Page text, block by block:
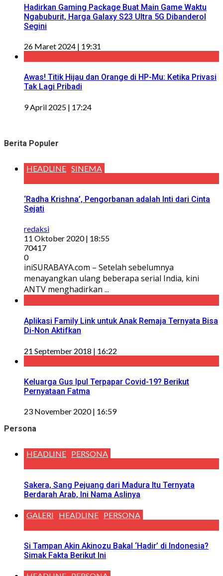
Hadirkan Gaming Package Buat Main Game Waktu
Ngabuburit, Harga Galaxy S23 Ultra 5G Dibanderol
Segini
26 Maret 2024 | 19:31
Awas! Titik Hijau dan Orange di HP-Mu: Ketika Privasi
Tak Lagi Pribadi
9 April 2025 | 17:24
Berita Populer
HEADLINE SINEMA
‘Radha Krishna’, Pengorbanan adalah Inti dari Cinta
Sejati
redaksi
11 Oktober 2020 | 18:55
70417
0
iniSURABAYA.com – Setelah sebelumnya
menayangkan ulang beberapa serial India, kini
ANTV menghadirkan ...
Aplikasi Family Link untuk Anak Remaja Ternyata Bisa
Di-Non Aktifkan
21 September 2018 | 16:22
Keluarga Gus Ipul Terpapar Covid-19? Berikut
Pernyataan Fatma
23 November 2020 | 16:59
Persona
HEADLINE PERSONA
Sakera, Sang Pejuang dari Madura Itu Ternyata
Berdarah Arab, Ini Nama Aslinya
GALERI HEADLINE PERSONA
Si Tampan Akin Akinozu Bakal ‘Hadir’ di Indonesia?
Simak Fakta Berikut Ini